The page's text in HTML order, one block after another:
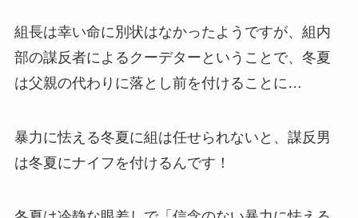
組長は幸い命に別状はなかったようですが、組内
部の謀反者によるクーデターということで、冬夏
は父親の代わりに落とし前を付けることに…
暴力に怯える冬夏に組は任せられないと、謀反男
は冬夏にナイフを付けるんです！